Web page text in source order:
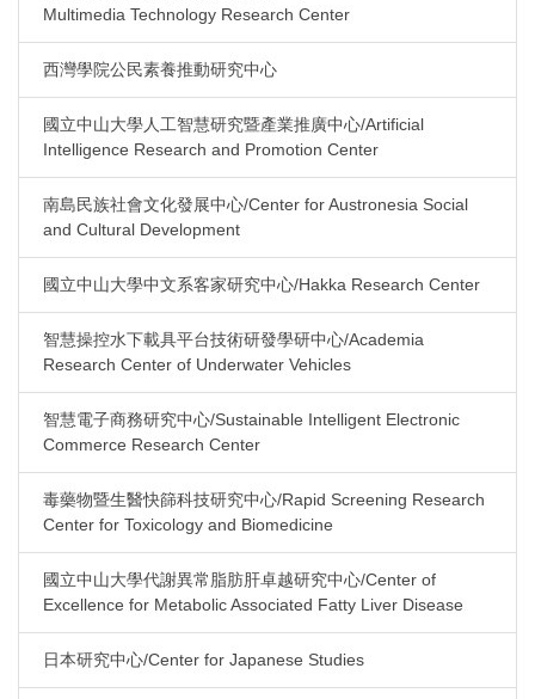
Multimedia Technology Research Center
西灣學院公民素養推動研究中心
國立中山大學人工智慧研究暨產業推廣中心/Artificial
Intelligence Research and Promotion Center
南島民族社會文化發展中心/Center for Austronesia Social
and Cultural Development
國立中山大學中文系客家研究中心/Hakka Research Center
智慧操控水下載具平台技術研發學研中心/Academia
Research Center of Underwater Vehicles
智慧電子商務研究中心/Sustainable Intelligent Electronic
Commerce Research Center
毒藥物暨生醫快篩科技研究中心/Rapid Screening Research
Center for Toxicology and Biomedicine
國立中山大學代謝異常脂肪肝卓越研究中心/Center of
Excellence for Metabolic Associated Fatty Liver Disease
日本研究中心/Center for Japanese Studies